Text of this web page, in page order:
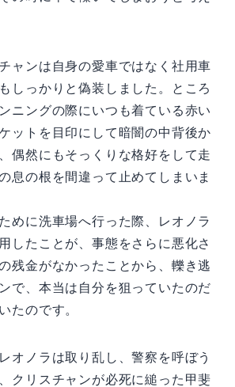
ャンは自身の愛車ではなく社用車
しっかりと偽装しました。ところ
ニングの際にいつも着ている赤い
ットを目印にして暗闇の中背後か
偶然にもそっくりな格好をして走
息の根を間違って止めてしまいま
めに洗車場へ行った際、レオノラ
したことが、事態をさらに悪化さ
残金がなかったことから、轢き逃
で、本当は自分を狙っていたのだ
たのです。
オノラは取り乱し、警察を呼ぼう
クリスチャンが必死に縋った甲斐